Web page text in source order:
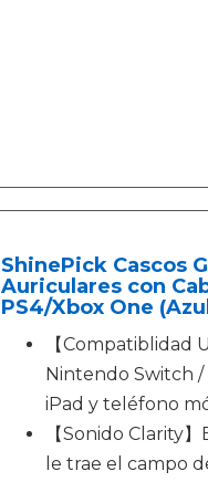
ShinePick Cascos
Auriculares con
PS4/Xbox One
【Compatiblidad
Nintendo Switch /
iPad y teléfono
【Sonido Clarity
le trae el campo